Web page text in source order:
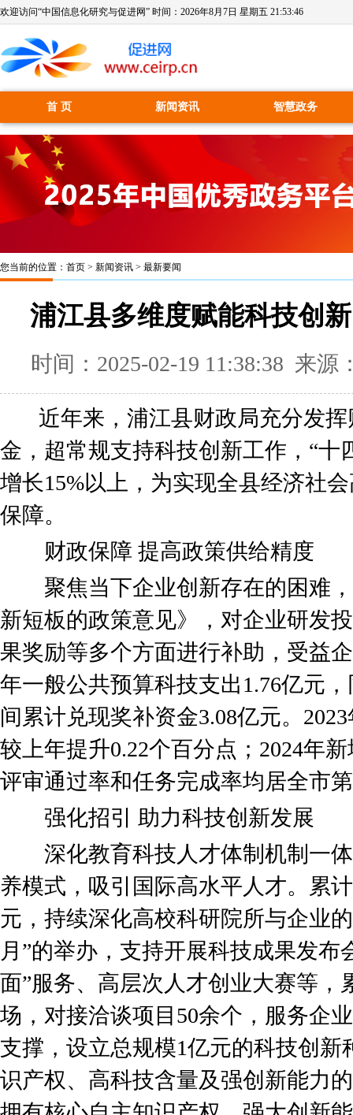
欢迎访问“中国信息化研究与促进网” 时间： 2026年8月7日 星期五 21:53:46
首 页 新闻资讯 智慧政务
您当前的位置： 首页 > 新闻资讯 > 最新要闻
浦江县多维度赋能科技创
时间：2025-02-19 11:38:38 来
近年来，浦江县财政局充分发挥
金，超常规支持科技创新工作，“十
增长15%以上，为实现全县经济社
保障。
财政保障 提高政策供给精度
聚焦当下企业创新存在的困难，
新短板的政策意见》，对企业研发
果奖励等多个方面进行补助，受益
年一般公共预算科技支出1.76亿元
间累计兑现奖补资金3.08亿元。
较上年提升0.22个百分点；2024年
评审通过率和任务完成率均居全市
强化招引 助力科技创新发展
深化教育科技人才体制机制一体
养模式，吸引国际高水平人才。累
元，持续深化高校科研院所与企业
月”的举办，支持开展科技成果发布
面”服务、高层次人才创业大赛等，
场，对接洽谈项目50余个，服务企
支撑，设立总规模1亿元的科技创
识产权、高科技含量及强创新能力